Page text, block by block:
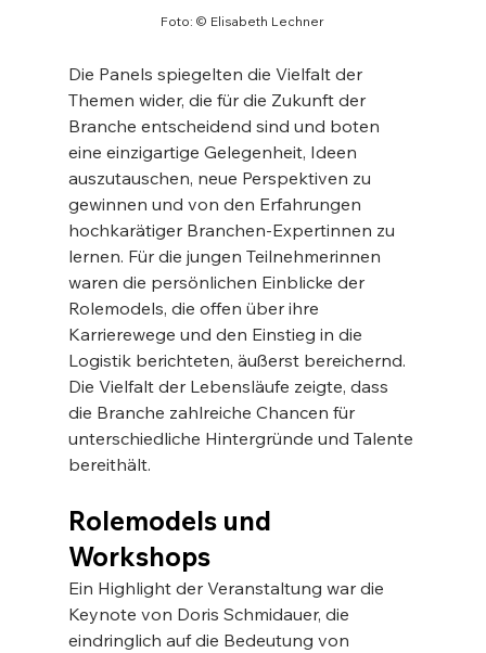
Foto: © Elisabeth Lechner
Die Panels spiegelten die Vielfalt der
Themen wider, die für die Zukunft der
Branche entscheidend sind und boten
eine einzigartige Gelegenheit, Ideen
auszutauschen, neue Perspektiven zu
gewinnen und von den Erfahrungen
hochkarätiger Branchen-Expertinnen zu
lernen. Für die jungen Teilnehmerinnen
waren die persönlichen Einblicke der
Rolemodels, die offen über ihre
Karrierewege und den Einstieg in die
Logistik berichteten, äußerst bereichernd.
Die Vielfalt der Lebensläufe zeigte, dass
die Branche zahlreiche Chancen für
unterschiedliche Hintergründe und Talente
bereithält.
Rolemodels und
Workshops
Ein Highlight der Veranstaltung war die
Keynote von Doris Schmidauer, die
eindringlich auf die Bedeutung von